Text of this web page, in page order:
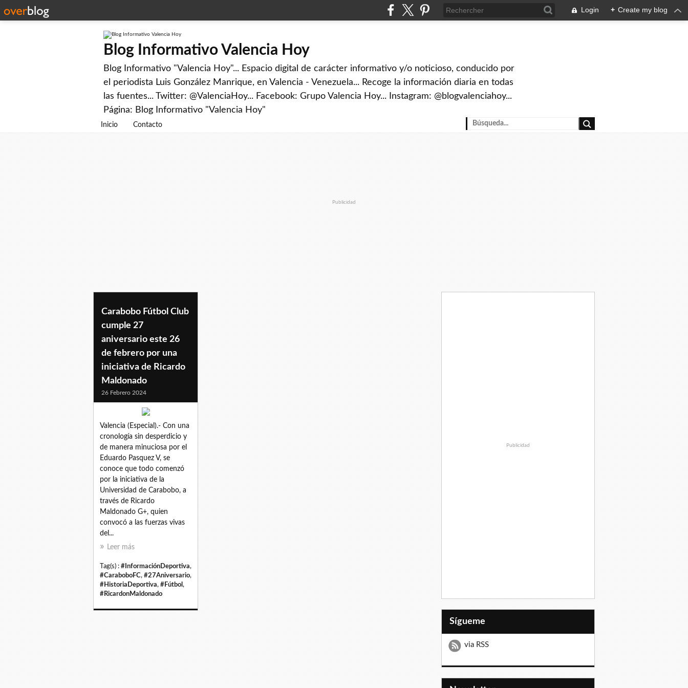
Login + Create my blog
Blog Informativo Valencia Hoy
Blog Informativo "Valencia Hoy"... Espacio digital de carácter informativo y/o noticioso, conducido por
el periodista Luis González Manrique, en Valencia - Venezuela... Recoge la información diaria en todas
las fuentes... Twitter: @ValenciaHoy... Facebook: Grupo Valencia Hoy... Instagram: @blogvalenciahoy...
Página: Blog Informativo "Valencia Hoy"
Inicio Contacto
Publicidad
historiadeportiva
Carabobo Fútbol Club
cumple 27
aniversario este 26
de febrero por una
iniciativa de Ricardo
Maldonado
26 Febrero 2024
Valencia (Especial).- Con una
cronología sin desperdicio y
de manera minuciosa por el
Eduardo Pasquez V, se
conoce que todo comenzó
por la iniciativa de la
Universidad de Carabobo, a
través de Ricardo
Maldonado G+, quien
convocó a las fuerzas vivas
del...
Leer más
Tag(s) : #InformaciónDeportiva,
#CaraboboFC, #27Aniversario,
#HistoriaDeportiva, #Fútbol ,
#RicardonMaldonado
Publicidad
Sígueme
via RSS